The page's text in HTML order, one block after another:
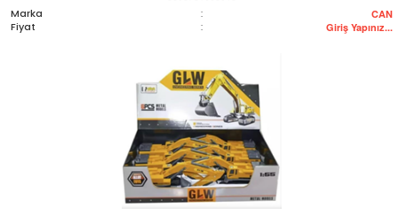
Marka
: CAN
Fiyat : Giriş Yapınız...